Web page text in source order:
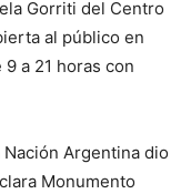
Gorriti del Centro
al público en
a 21 horas con
Argentina dio
Monumento